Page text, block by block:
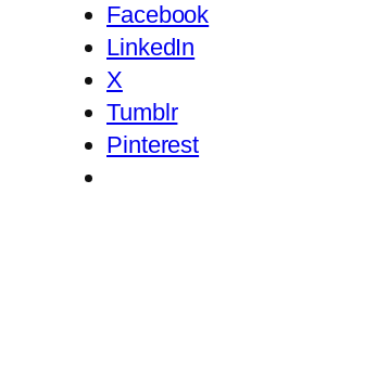
Facebook
LinkedIn
X
Tumblr
Pinterest